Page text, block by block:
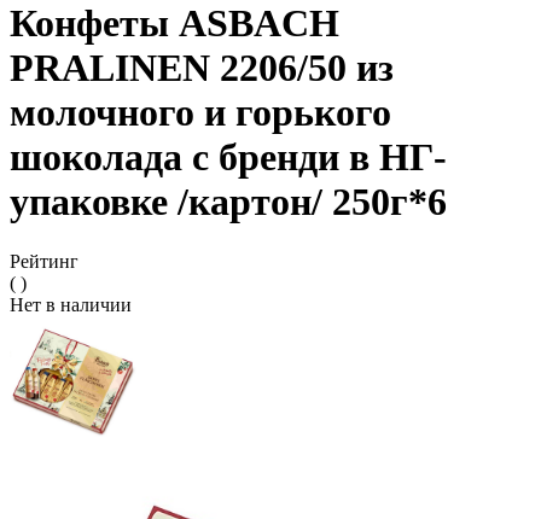
Конфеты ASBACH
PRALINEN 2206/50 из
молочного и горького
шоколада с бренди в НГ-
упаковке /картон/ 250г*6
Рейтинг
( )
Нет в наличии